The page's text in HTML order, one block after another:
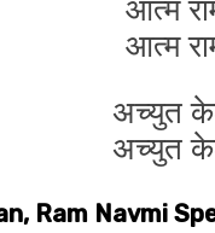
आत्म
आत्म
अच्युत
अच्युत
Ram Navmi